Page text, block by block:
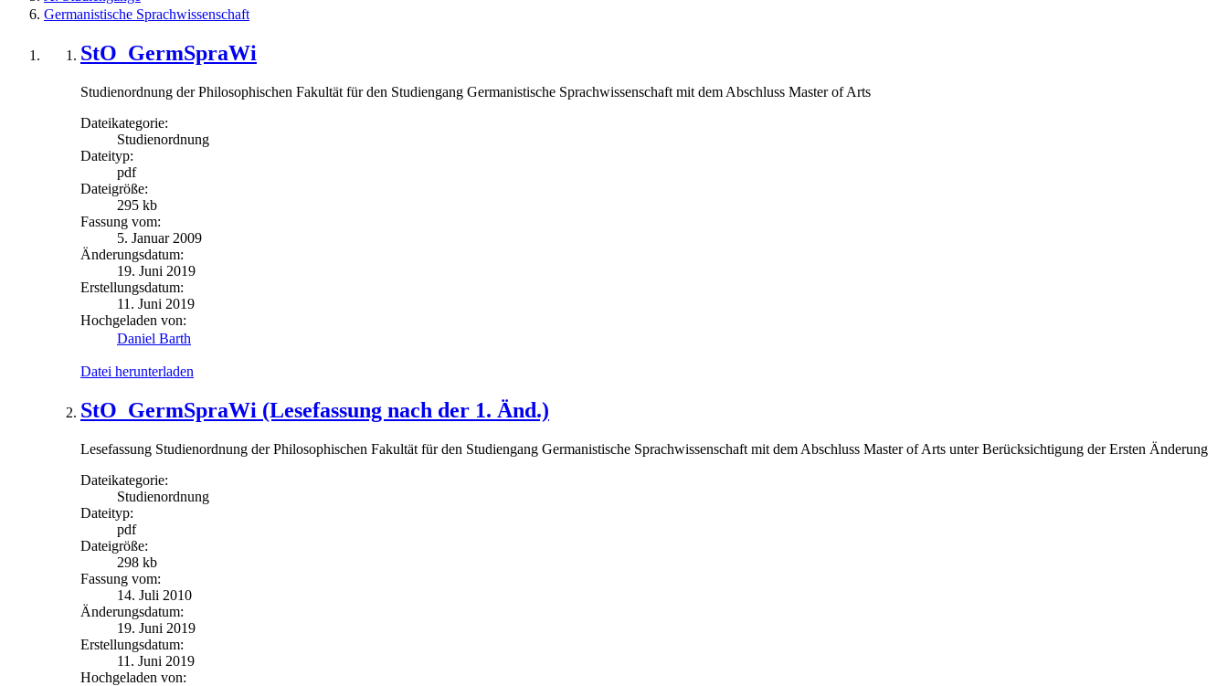
Germanistische Sprachwissenschaft
StO_GermSpraWi
Studienordnung der Philosophischen Fakultät für den Studiengang Germanistische Sprachwissenschaft mit dem Abschluss Master of Arts
Dateikategorie:
Studienordnung
Dateityp:
pdf
Dateigröße:
295 kb
Fassung vom:
5. Januar 2009
Änderungsdatum:
19. Juni 2019
Erstellungsdatum:
11. Juni 2019
Hochgeladen von:
Daniel Barth
Datei herunterladen
StO_GermSpraWi (Lesefassung nach der 1. Änd.)
Lesefassung Studienordnung der Philosophischen Fakultät für den Studiengang Germanistische Sprachwissenschaft mit dem Abschluss Master of Arts unter Berücksichtigung der Ersten Änderung
Dateikategorie:
Studienordnung
Dateityp:
pdf
Dateigröße:
298 kb
Fassung vom:
14. Juli 2010
Änderungsdatum:
19. Juni 2019
Erstellungsdatum:
11. Juni 2019
Hochgeladen von: